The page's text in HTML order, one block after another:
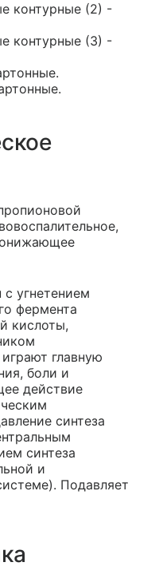
контурные (2) -
контурные (3) -
угнетением
фермента
кислоты,
главную
боли и
действие
синтеза
синтеза
и
Подавляет